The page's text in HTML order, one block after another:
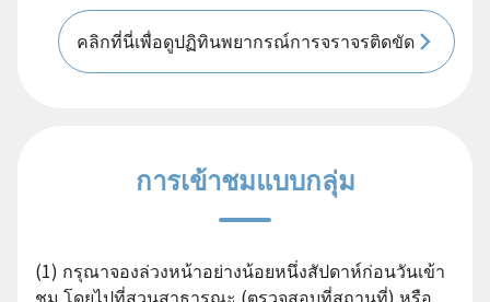
คลิกที่นี่เพื่อดูปฏิทินพยากรณ์การจราจรติดขัด
การเข้าชมแบบกลุ่ม
(1) กรุณาจองล่วงหน้าอย่างน้อยหนึ่งสัปดาห์ก่อนวันเข้า
ชม โดยไปที่สวนสาธารณะ (ตรวจสอบที่สถานที่) หรือ